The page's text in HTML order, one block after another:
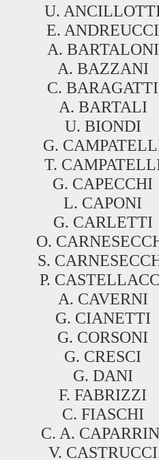
U.
E. ANDREUCCI
A. BARTALONI
A. BAZZANI
C. BARAGATTI
A. BARTALI
U. BIONDI
G.
T.
G. CAPECCHI
L. CAPONI
G. CARLETTI
O.
S.
P.
A. CAVERNI
G. CIANETTI
G. CORSONI
G. CRESCI
G. DANI
F. FABRIZZI
C. FIASCHI
C. A.
V. CASTRUCCI